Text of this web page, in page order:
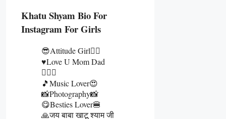
Khatu Shyam Bio For
Instagram For Girls
😎Attitude Girl👰‍♀️
♥️Love U Mom Dad
👩‍❤️‍👨
🎵Music Lover😍
📸Photography📸
😋Besties Lover🍔
🙏जय बाबा खाटू श्याम जी